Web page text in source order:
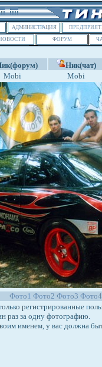
АДМИНИСТРАЦИЯ
ФОРУМ
Ник(чат)
Mobi Mobi
Фото1 Фото2 Фото3
регистрированные
раз за одну фотографию.
именем, у вас должна